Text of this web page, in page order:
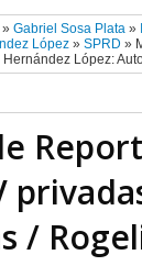
Gabriel Sosa Plata»
López» SPRD »
López:
/